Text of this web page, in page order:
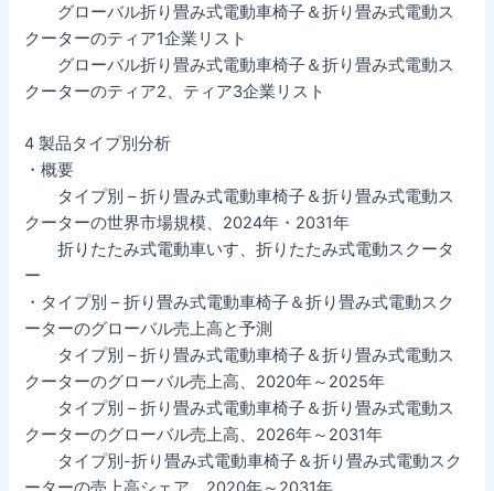
グローバル折り畳み式電動車椅子＆折り畳み式電動ス
クーターのティア1企業リスト
グローバル折り畳み式電動車椅子＆折り畳み式電動ス
クーターのティア2、ティア3企業リスト
4 製品タイプ別分析
・概要
タイプ別 – 折り畳み式電動車椅子＆折り畳み式電動ス
クーターの世界市場規模、2024年・2031年
折りたたみ式電動車いす、折りたたみ式電動スクータ
ー
・タイプ別 – 折り畳み式電動車椅子＆折り畳み式電動スク
ーターのグローバル売上高と予測
タイプ別 – 折り畳み式電動車椅子＆折り畳み式電動ス
クーターのグローバル売上高、2020年～2025年
タイプ別 – 折り畳み式電動車椅子＆折り畳み式電動ス
クーターのグローバル売上高、2026年～2031年
タイプ別-折り畳み式電動車椅子＆折り畳み式電動スク